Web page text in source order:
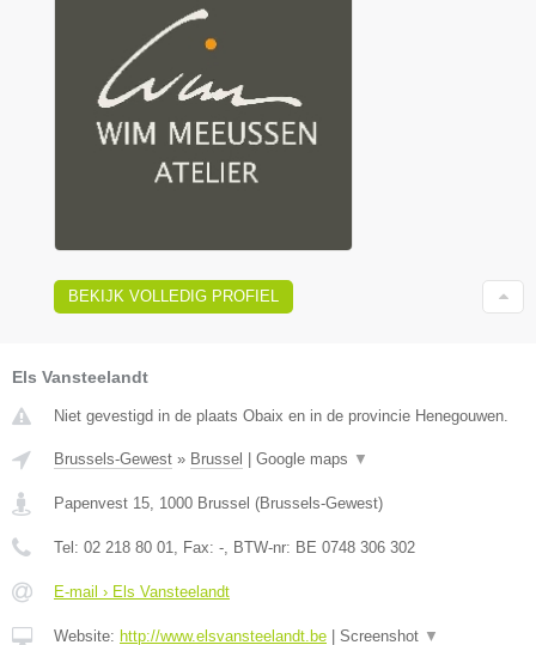
BEKIJK VOLLEDIG PROFIEL
Els Vansteelandt
Niet gevestigd in de plaats Obaix en in de provincie Henegouwen.
Brussels-Gewest » Brussel Google maps ▼
Papenvest 15 1000 Brussel (Brussels-Gewest)
Tel: 02 218 80 01 , Fax: - , BTW-nr: BE 0748 306 302
E-mail › Els Vansteelandt
Website: http://www.elsvansteelandt.be Screenshot ▼